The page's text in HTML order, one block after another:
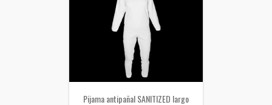
Pijama antipañal SANITIZED largo